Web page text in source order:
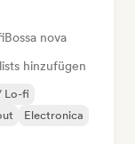
Bossa nova
hinzufügen
Lo-fi
Electronica